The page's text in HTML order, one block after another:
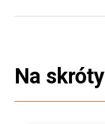
Na skróty